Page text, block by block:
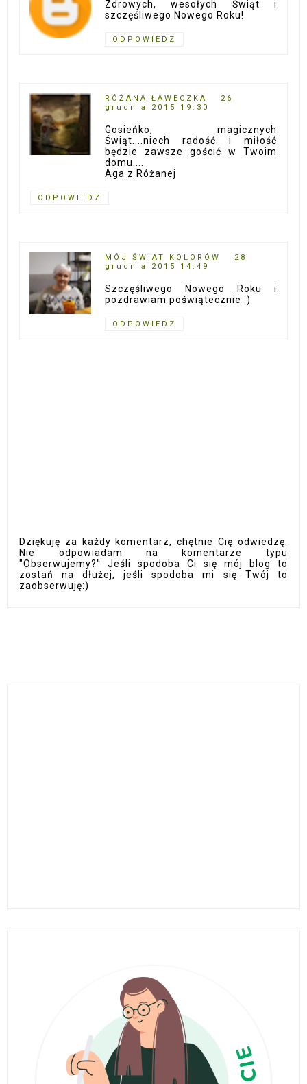
Zdrowych, wesołych Świąt i
szczęśliwego Nowego Roku!
ODPOWIEDZ
RÓŻANA ŁAWECZKA
26
grudnia 2015 19:30
Gosieńko, magicznych
Świąt....niech radość i miłość
będzie zawsze gościć w Twoim
domu....
Aga z Różanej
ODPOWIEDZ
MÓJ ŚWIAT KOLORÓW
28
grudnia 2015 14:49
Szczęśliwego Nowego Roku i
pozdrawiam poświątecznie :)
ODPOWIEDZ
Dziękuję za każdy komentarz, chętnie Cię odwiedzę.
Nie odpowiadam na komentarze typu
"Obserwujemy?" Jeśli spodoba Ci się mój blog to
zostań na dłużej, jeśli spodoba mi się Twój to
zaobserwuję:)